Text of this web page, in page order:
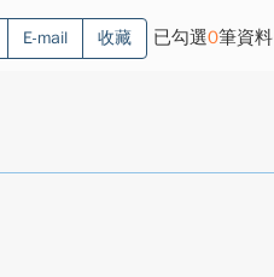
E-mail 收藏 已勾選0筆資料